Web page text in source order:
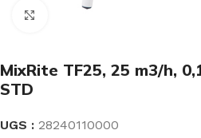
MixRite TF25, 25 m3/h,
STD
UGS : 28240110000